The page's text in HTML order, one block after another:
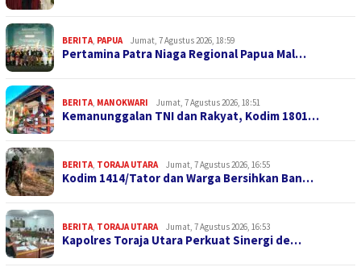
BERITA PAPUA Jumat, 7 Agustus 2026, 18:59
Pertamina Patra Niaga Regional Papua Mal…
BERITA MANOKWARI Jumat, 7 Agustus 2026, 18:51
Kemanunggalan TNI dan Rakyat, Kodim 1801…
BERITA TORAJA UTARA Jumat, 7 Agustus 2026, 16:55
Kodim 1414/Tator dan Warga Bersihkan Ban…
BERITA TORAJA UTARA Jumat, 7 Agustus 2026, 16:53
Kapolres Toraja Utara Perkuat Sinergi de…